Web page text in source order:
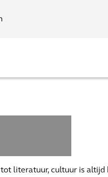
literatuur, cultuur is